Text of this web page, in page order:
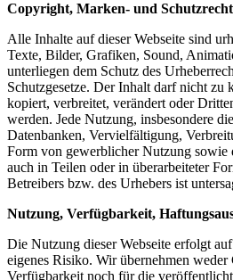
Copyright, Marken- und
Alle Inhalte auf dieser Webseite sind
Texte, Bilder, Grafiken, Sound,
unterliegen dem Schutz des
Schutzgesetze. Der Inhalt darf nicht zu
kopiert, verbreitet, verändert oder
werden. Jede Nutzung, insbesondere
Datenbanken, Vervielfältigung,
Form von gewerblicher Nutzung sowie
auch in Teilen oder in überarbeiteter
Betreibers bzw. des Urhebers ist
Nutzung, Verfügbarkeit,
Die Nutzung dieser Webseite erfolgt
eigenes Risiko. Wir übernehmen
Verfügbarkeit noch für die